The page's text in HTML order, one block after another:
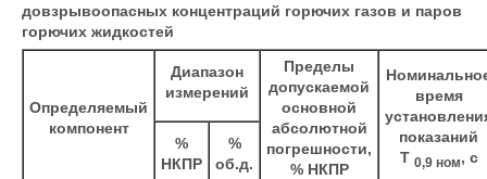
довзрывоопасных концентраций горючих газов и паров
горючих жидкостей
Определяемый
компонент
Диапазон
измерений
Пределы
допускаемой
основной
абсолютной
погрешности,
% НКПР
время
показаний
Т 0,9 ном, с
%
НКПР
%
об.д.